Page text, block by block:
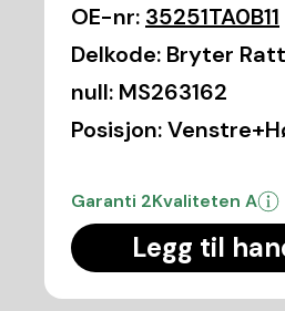
OE-nr: 35251TA0B11
Delkode: Bryter
null: MS263162
Posisjon:
Garanti 2Kvaliteten A
Legg til